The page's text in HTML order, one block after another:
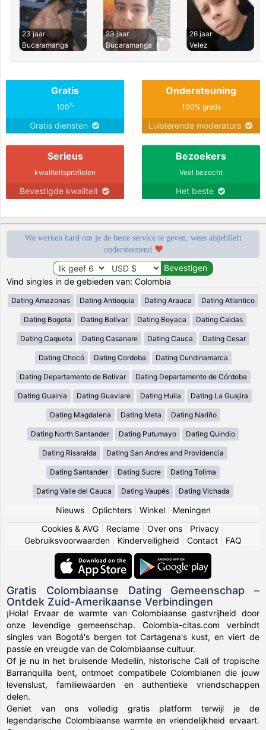
23 jaar
Bucaramanga
23 jaar
Bucaramanga
26 jaar
Velez
Gratis
100%
Gratis diensten
Ondersteuning
100% gratis
Luisterende moderators
Serieus
kwaliteitsprofielen
Bevestigde kwaliteit
Bezoekers
Veel bezocht
Het beste
We werken hard om je de beste service te geven, wees alsjeblieft
ondersteunend
Vind singles in de gebieden van: Colombia
Dating Amazonas Dating Antioquia Dating Arauca Dating Atlantico
Dating Bogota Dating Bolívar Dating Boyaca Dating Caldas
Dating Caqueta Dating Casanare Dating Cauca Dating Cesar
Dating Chocó Dating Cordoba Dating Cundinamarca
Dating Departamento de Bolívar Dating Departamento de Córdoba
Dating Guainia Dating Guaviare Dating Huila Dating La Guajira
Dating Magdalena Dating Meta Dating Nariño
Dating North Santander Dating Putumayo Dating Quindio
Dating Risaralda Dating San Andres and Providencia
Dating Santander Dating Sucre Dating Tolima
Dating Valle del Cauca Dating Vaupés Dating Vichada
Nieuws| Oplichters| Winkel| Meningen
Cookies & AVG
Reclame Over ons Privacy
Gebruiksvoorwaarden
Kinderveiligheid Contact FAQ
Gratis Colombiaanse Dating Gemeenschap –
Ontdek Zuid-Amerikaanse Verbindingen
¡Hola! Ervaar de warmte van Colombiaanse gastvrijheid door
onze levendige gemeenschap. Colombia-citas.com verbindt
singles van Bogotá's bergen tot Cartagena's kust, en viert de
passie en vreugde van de Colombiaanse cultuur.
Of je nu in het bruisende Medellín, historische Cali of tropische
Barranquilla bent, ontmoet compatibele Colombianen die jouw
levenslust, familiewaarden en authentieke vriendschappen
delen.
Geniet van ons volledig gratis platform terwijl je de
legendarische Colombiaanse warmte en vriendelijkheid ervaart.